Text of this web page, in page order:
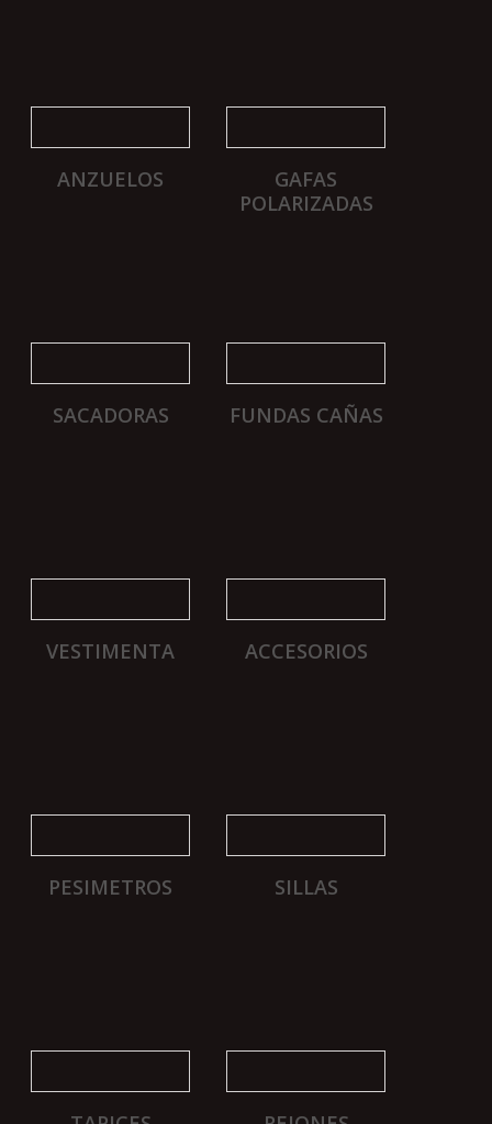
ANZUELOS
GAFAS
POLARIZADAS
SACADORAS FUNDAS CAÑAS
VESTIMENTA ACCESORIOS
PESIMETROS SILLAS